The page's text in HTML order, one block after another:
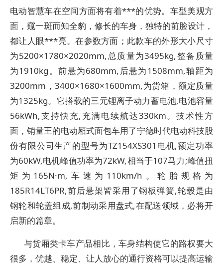
电动智慧车在空间方面将有着***的优势。车型美观方
面，窥一斑而知全豹，修长的车身，独特的前脸设计，
都让人眼***亮。在参数方面；此款车的外形大小尺寸
为5200×1780×2020mm,总质量为3495kg,整备质量
为1910kg。前悬为680mm,后悬为1508mm,轴距为
3200mm，3400×1680×1600mm,为货箱，额定质量
为1325kg。它搭载的三元锂离子动力蓄电池,电池容量
56kWh,支持快充,充满电续航达330km。技术性方
面，销量王的电动厢式面包车用了宁德时代电动科技股
份有限公司生产的型号为TZ154XS301电机,额定功率
为60kW,电机峰值功率为72kW,相当于107马力;峰值扭
矩为165N·m,车速为110km/h。轮胎规格为
185R14LT6PR,前后悬架皆采用了钢板弹簧,轮毂是由
钢轮和轮盖组成,前制动采用盘式,在配送领域，必将开
启新的篇章。
与货厢类卡车产品相比，车身结构使它的路权要大
很多，优越、稳定、让人放心的通行资格可以提高运输